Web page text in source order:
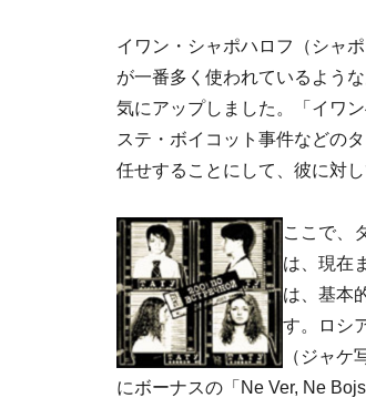
イワン・シャポハロフ（シャ
が一番多く使われているよう
気にアップしました。「イワ
ステ・ボイコット事件などの
任せすることにして、彼に対
ここで、
は、現在
は、基本
す。ロシ
（ジャ
にボーナスの「Ne Ver, Ne